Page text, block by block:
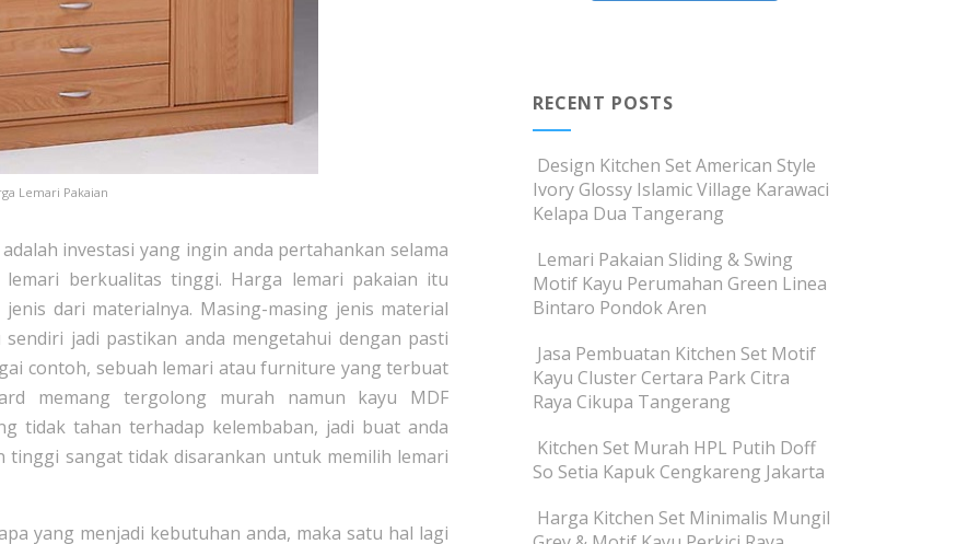
Lemari Pakaian
investasi yang ingin anda pertahankan selama
berkualitas tinggi. Harga lemari pakaian itu
dari materialnya. Masing-masing jenis material
jadi pastikan anda mengetahui dengan pasti
contoh, sebuah lemari atau furniture yang terbuat
memang tergolong murah namun kayu MDF
tidak tahan terhadap kelembaban, jadi buat anda
tinggi sangat tidak disarankan untuk memilih lemari
yang menjadi kebutuhan anda, maka satu hal lagi
RECENT POSTS
Design Kitchen Set American Style
Ivory Glossy Islamic Village Karawaci
Kelapa Dua Tangerang
Lemari Pakaian Sliding & Swing
Motif Kayu Perumahan Green Linea
Bintaro Pondok Aren
Jasa Pembuatan Kitchen Set Motif
Kayu Cluster Certara Park Citra
Raya Cikupa Tangerang
Kitchen Set Murah HPL Putih Doff
So Setia Kapuk Cengkareng Jakarta
Harga Kitchen Set Minimalis Mungil